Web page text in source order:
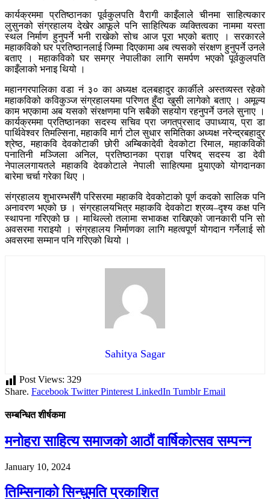
कार्यक्रममा प्रतिष्ठानका पूर्वकुलपति वैरागी काइँलाले चीनमा साहित्यकार
लुसुनको संग्रहालय देखेर आफूले पनि साहित्यिक व्यक्तित्वका नाममा यस्ता
स्थल निर्माण हुनुपर्ने भनी राखेको सोच आज पूरा भएको बताए । सरकारले
महाकविको घर प्रतिष्ठानलाई जिम्मा दिएकामा अब त्यसको संरक्षण हुनुपर्ने उनले
बताए । महाकविको घर समग्र नेपालीका लागि समर्पण भएको पूर्वकुलपति
काइँलाको भनाइ थियो ।
महानगरपालिका वडा नं ३० का अध्यक्ष दलबहादुर कार्कीले अस्तव्यस्त रहेको
महाकविको कविकुञ्ज संग्रहालयमा परिणत हुँदा खुसी लागेको बताए । अमूल्य
काम भएकामा अब यसको संरक्षणमा पनि सबैको सहयोग रहनुपर्ने उनले सुनाए ।
कार्यक्रममा प्रतिष्ठानका सदस्य सचिव प्रा जगत्‌प्रसाद उपाध्याय, प्रा डा
पार्थिवेश्वर तिमल्सिना, महाकवि मार्ग टोल सुधार समितिका अध्यक्ष नरेन्द्रबहादुर
श्रेष्ठ, महाकवि देवकोटाकी छोरी अम्बिकादेवी देवकोटा रिमाल, महाकविकी
पनातिनी मञ्जिला अनिल, प्रतिष्ठानका प्राज्ञ परिषद् सदस्य डा देवी
नेपाललगायतले महाकवि देवकोटाले नेपाली साहित्यमा पुर्‍याएको योगदानका
बारेमा चर्चा गरेका थिए ।
संग्रहालय शुभारम्भसँगै परिसरमा महाकवि देवकोटाको पूर्ण कदको सालिक पनि
अनावरण भएको छ । संग्रहालयभित्र महाकवि देवकोटा श्रव्य–दृश्य कक्ष पनि
स्थापना गरिएको छ । माथिल्लो तलामा सभाकक्ष राखिएको जानकारी पनि सो
अवसरमा गराइयो । संग्रहालय निर्माणका लागि महत्वपूर्ण योगदान गर्नेलाई सो
अवसरमा सम्मान पनि गरिएको थियो ।
Sahitya Sagar
Post Views: 329
Share. Facebook Twitter Pinterest LinkedIn Tumblr Email
सम्बन्धित शीर्षकमा
मनोहरा साहित्य समाजको आठौं वार्षिकोत्सव सम्पन्न
January 10, 2024
तिम्सिनाको सिन्धुमति प्रकाशित